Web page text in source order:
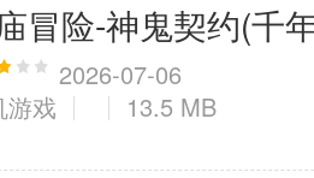
冒险-神鬼契约(千
2026-07-06
游戏
13.5 MB